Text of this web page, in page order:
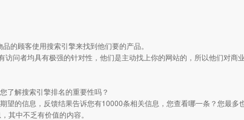
的顾客使用搜索引擎来找到他们要的产品。
者均具有极强的针对性，他们是主动找上你的网站的，所以他们对商
您了解搜索引擎排名的重要性吗？
的信息，反馈结果告诉您有10000条相关信息，您查看哪一条？您最多
其中不乏有价值的内容。